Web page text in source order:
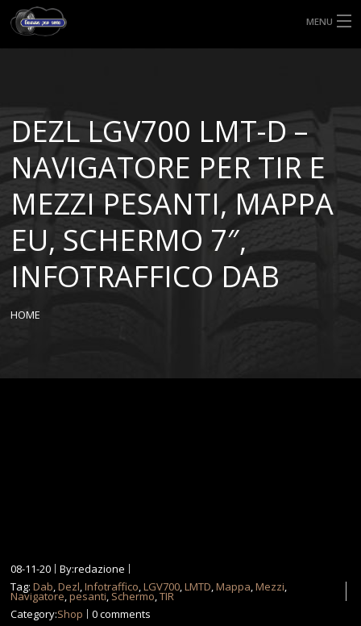
MENU
MISURE GOMME
BLOG
SHOP
DEZL LGV700 LMT-D –
NAVIGATORE PER TIR E
MEZZI PESANTI, MAPPA
EU, SCHERMO 7″,
INFOTRAFFICO DAB
HOME
08-11-20
By:redazione
Tag:Dab,Dezl,Infotraffico,LGV700,LMTD,Mappa,Mezzi,
Navigatore,pesanti, Schermo,TIR
Category:Shop 0 comments